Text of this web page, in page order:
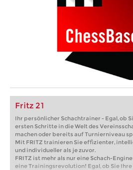
Fritz 21
Ihr persönlicher Schachtrainer - Egal, ob
ersten Schritte in die Welt des
machen oder bereits auf Turnierniveau
Mit FRITZ trainieren Sie effizienter,
und individueller als je zuvor.
FRITZ ist mehr als nur eine Schach-Engine
eine Trainingsrevolution! Egal, ob Sie